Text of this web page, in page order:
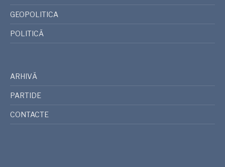
GEOPOLITICA
POLITICĂ
ARHIVĂ
PARTIDE
CONTACTE